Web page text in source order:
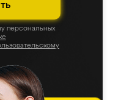
персональных